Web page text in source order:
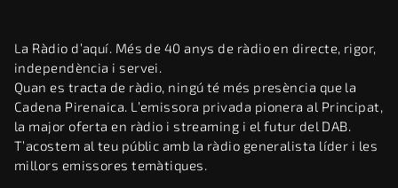
La Ràdio d’aquí. Més de 40 anys de ràdio en directe, rigor,
independència i servei.
Quan es tracta de ràdio, ningú té més presència que la
Cadena Pirenaica. L’emissora privada pionera al Principat,
la major oferta en ràdio i streaming i el futur del DAB.
T’acostem al teu públic amb la ràdio generalista líder i les
millors emissores temàtiques.